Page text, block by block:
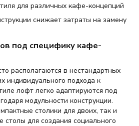
для различных кафе-концепций
снижает затраты на замену
под специфику кафе-
располагаются в нестандартных
индивидуального подхода к
лофт легко адаптируются под
модульности конструкции.
столики для двоих, так и
для создания социального